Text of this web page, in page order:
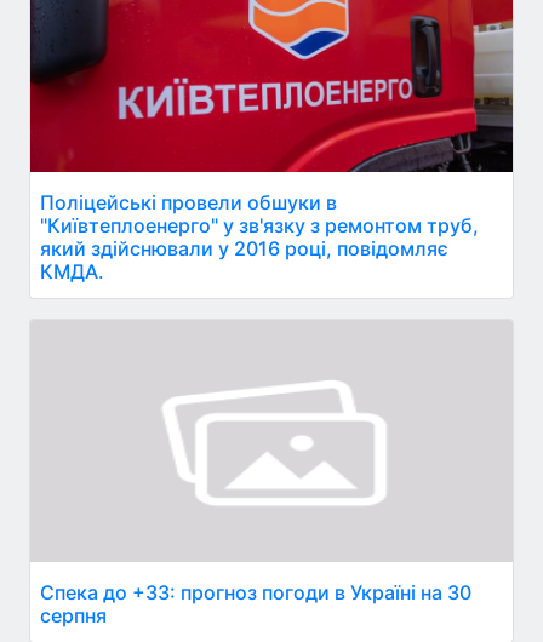
Поліцейські провели обшуки в
"Київтеплоенерго" у зв'язку з ремонтом труб,
який здійснювали у 2016 році, повідомляє
КМДА.
Спека до +33: прогноз погоди в Україні на 30
серпня